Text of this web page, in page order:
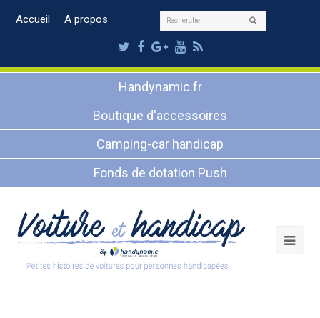
Accueil A propos Rechercher
Twitter
Facebook
Google
Plus
Youtube
RSS
Handynamic.fr
Boutique d'accessoires
Camping-car handicap
Fonds de dotation Push